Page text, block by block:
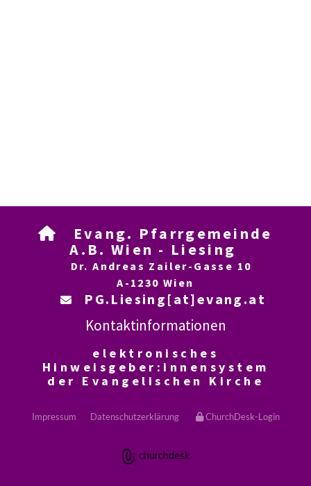

Evang. Pfarrgemeinde
A.B. Wien - Liesing
Dr. Andreas Zailer-Gasse 10
A-1230 Wien
 PG.Liesing[at]evang.at
Kontaktinformationen
elektronisches
Hinweisgeber:innensystem
der Evangelischen Kirche
Impressum Datenschutzerklärung ChurchDesk-Login